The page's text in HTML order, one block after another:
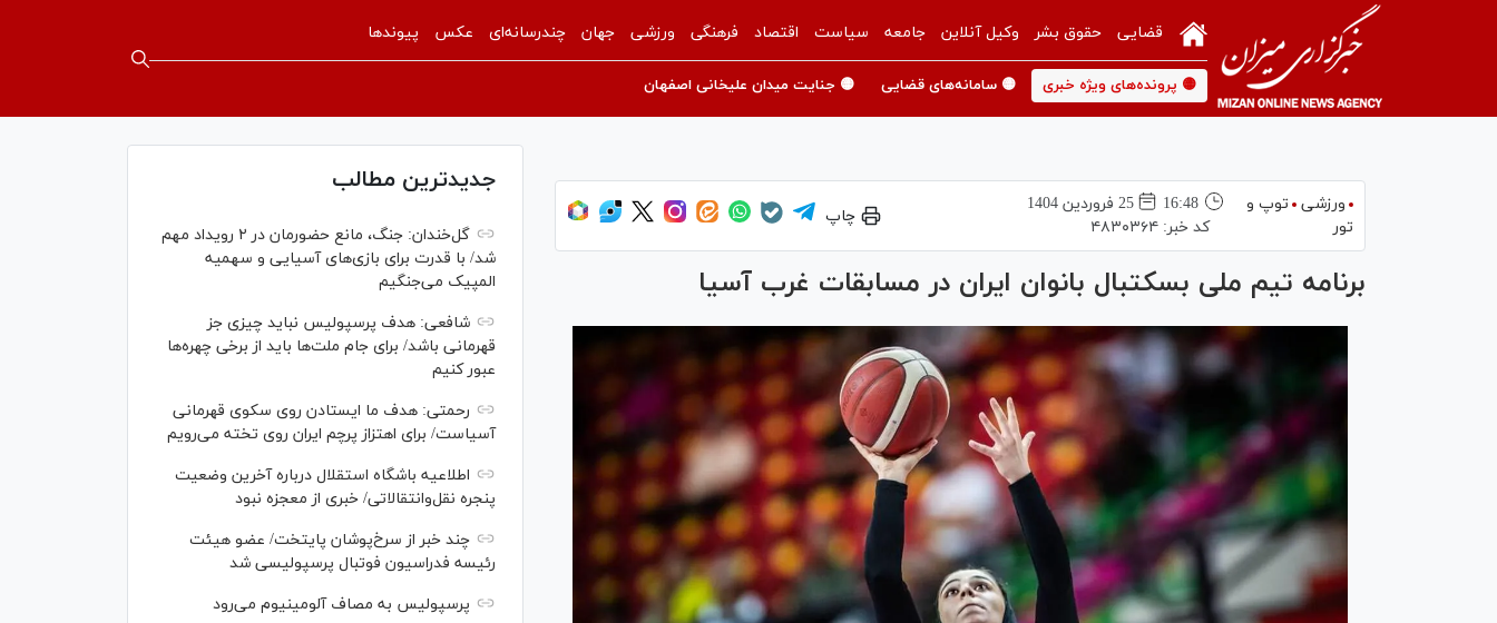
قضایی حقوق بشر وکیل آنلاین جامعه سیاست اقتصاد فرهنگی ورزشی جهان چندرسانه‌ای عکس پیوندها
🟡 پرونده‌های ویژه خبری 🟡 سامانه‌های قضایی 🟡 جنایت میدان علیخانی اصفهان
ورزشی
توپ و
تور
16:48
25 فروردين 1404
کد خبر:۴۸۳۰۳۶۴
چاپ
برنامه تیم ملی بسکتبال بانوان ایران در مسابقات غرب آسیا
جدیدترین مطالب
گل‌خندان: جنگ، مانع حضورمان در ۲ رویداد مهم
شد/ با قدرت برای بازی‌های آسیایی و سهمیه
المپیک می‌جنگیم
شافعی: هدف پرسپولیس نباید چیزی جز
قهرمانی باشد/ برای جام ملت‌ها باید از برخی چهره‌ها
عبور کنیم
رحمتی: هدف ما ایستادن روی سکوی قهرمانی
آسیاست/ برای اهتزاز پرچم ایران روی تخته می‌رویم
اطلاعیه باشگاه استقلال درباره آخرین وضعیت
پنجره نقل‌وانتقالاتی/ خبری از معجزه نبود
چند خبر از سرخ‌پوشان پایتخت/ عضو هیئت
رئیسه فدراسیون فوتبال پرسپولیسی شد
پرسپولیس به مصاف آلومینیوم می‌رود